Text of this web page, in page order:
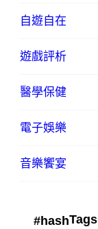
自遊自在
遊戲評析
醫學保健
電子娛樂
音樂饗宴
#hashTags